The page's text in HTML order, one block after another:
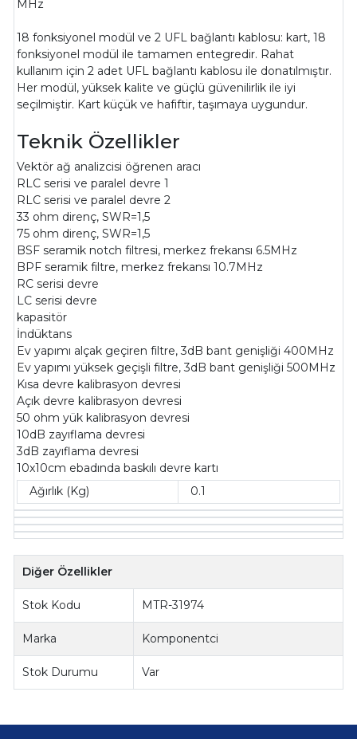
MHz
18 fonksiyonel modül ve 2 UFL bağlantı kablosu: kart, 18
fonksiyonel modül ile tamamen entegredir. Rahat
kullanım için 2 adet UFL bağlantı kablosu ile donatılmıştır.
Her modül, yüksek kalite ve güçlü güvenilirlik ile iyi
seçilmiştir. Kart küçük ve hafiftir, taşımaya uygundur.
Teknik Özellikler
Vektör ağ analizcisi öğrenen aracı
RLC serisi ve paralel devre 1
RLC serisi ve paralel devre 2
33 ohm direnç, SWR=1,5
75 ohm direnç, SWR=1,5
BSF seramik notch filtresi, merkez frekansı 6.5MHz
BPF seramik filtre, merkez frekansı 10.7MHz
RC serisi devre
LC serisi devre
kapasitör
İndüktans
Ev yapımı alçak geçiren filtre, 3dB bant genişliği 400MHz
Ev yapımı yüksek geçişli filtre, 3dB bant genişliği 500MHz
Kısa devre kalibrasyon devresi
Açık devre kalibrasyon devresi
50 ohm yük kalibrasyon devresi
10dB zayıflama devresi
3dB zayıflama devresi
10x10cm ebadında baskılı devre kartı
Ağırlık (Kg)
0.1
Diğer Özellikler
Stok Kodu MTR-31974
Marka Komponentci
Stok Durumu Var